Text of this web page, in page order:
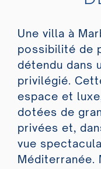
Une villa à
possibilité de
détendu dans
privilégié.
espace et
dotées de
privées et,
vue
Méditerranée.